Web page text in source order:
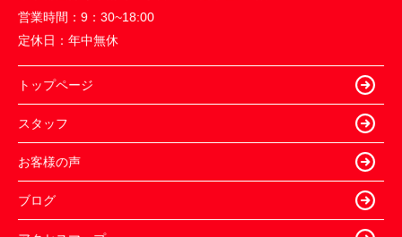
営業時間： 9：30~18:00
定休日： 年中無休
トップページ
スタッフ
お客様の声
ブログ